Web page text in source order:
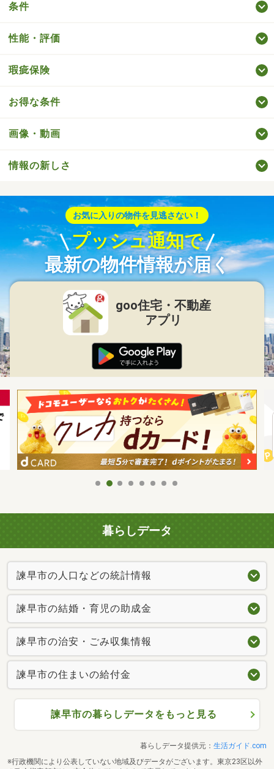
条件
性能・評価
瑕疵保険
お得な条件
画像・動画
情報の新しさ
お気に入りの物件を見逃さない！
プッシュ通知で
最新の物件情報が届く
goo住宅・不動産
アプリ
暮らしデータ
諫早市の人口などの統計情報
諫早市の結婚・育児の助成金
諫早市の治安・ごみ収集情報
諫早市の住まいの給付金
諫早市の暮らしデータをもっと見る
暮らしデータ提供元： 生活ガイド.com
※行政機関により公表していない地域及びデータがございます。東京23区以外